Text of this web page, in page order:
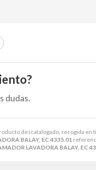
descatalogado, recogida en
BALAY, EC 4335.01
LAVADORA BALAY, EC
dudas.